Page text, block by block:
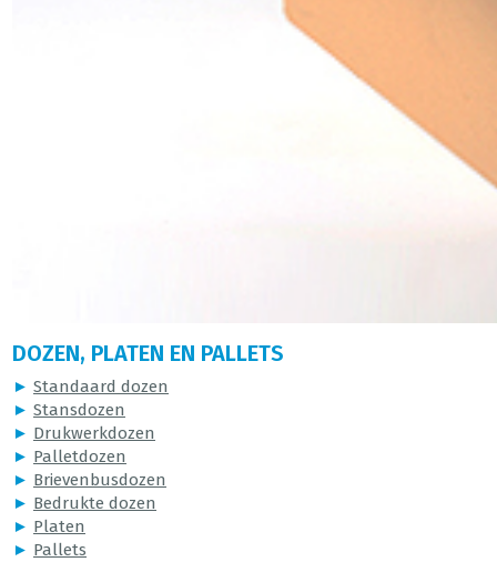
DOZEN, PLATEN EN PALLETS
► Standaard dozen
► Stansdozen
► Drukwerkdozen
► Palletdozen
► Brievenbusdozen
► Bedrukte dozen
► Platen
► Pallets